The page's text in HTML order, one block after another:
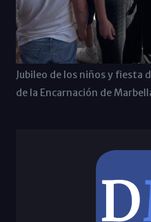
Jubileo de los niños y fiesta
de la Encarnación de